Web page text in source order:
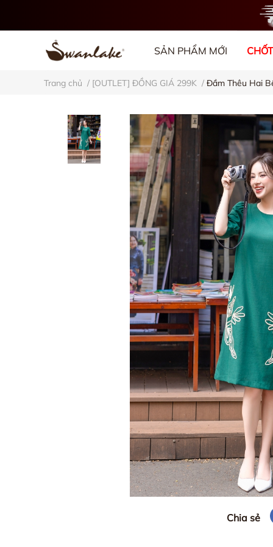
SẢN PHẨM MỚI
Trang chủ / [OUTLET] ĐỒNG GIÁ 299K / Đầm Thêu Hai
Chia sẻ